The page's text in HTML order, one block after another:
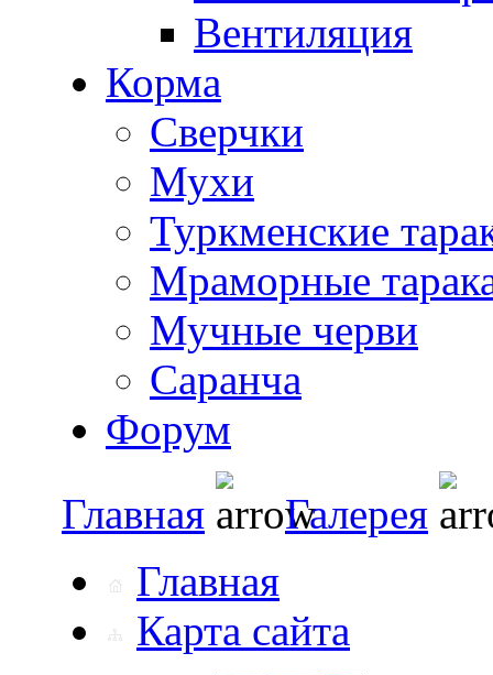
Вентиляция
Корма
Сверчки
Мухи
Туркменские
Мраморные
Мучные черви
Саранча
Форум
Главная
Галерея
Главная
Карта сайта